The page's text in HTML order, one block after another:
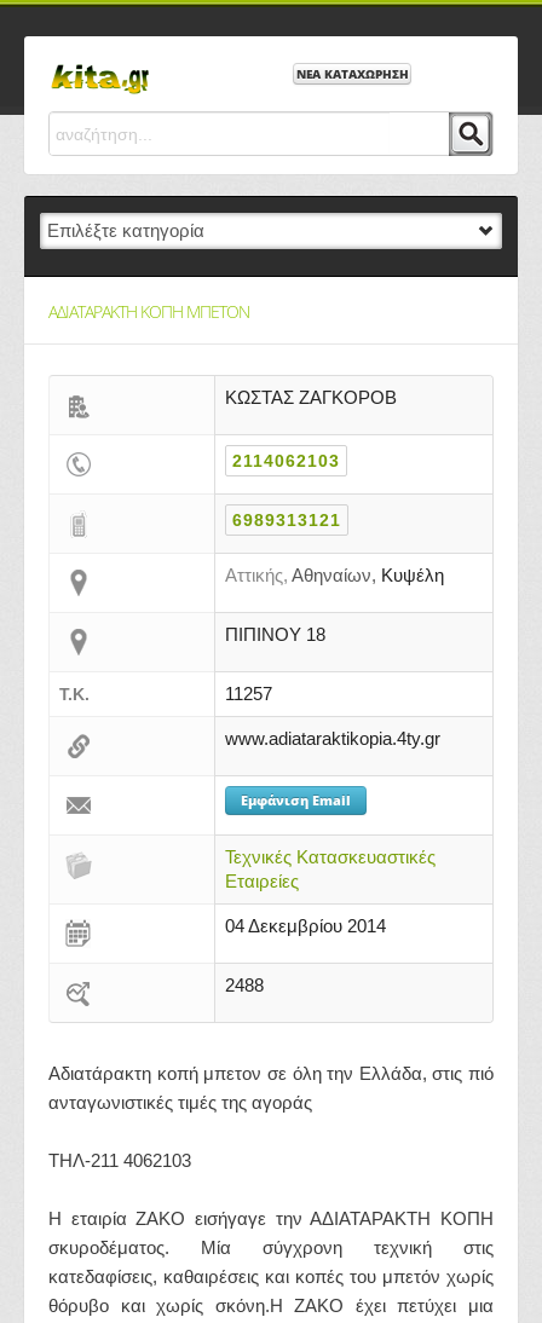
ΝΕΑ ΚΑΤΑΧΩΡΗΣΗ
ΑΔΙΑΤΑΡΑΚΤΗ ΚΟΠΗ ΜΠΕΤΟΝ
ΚΩΣΤΑΣ ΖΑΓΚΟΡΟΒ
2114062103
6989313121
Αττικής, Αθηναίων, Κυψέλη
ΠΙΠΙΝΟΥ 18
Τ.Κ. 11257
www.adiataraktikopia.4ty.gr
Εμφάνιση Email
Τεχνικές Κατασκευαστικές
Εταιρείες
04 Δεκεμβρίου 2014
2488
Αδιατάρακτη κοπή μπετον σε όλη την Ελλάδα, στις πιό
ανταγωνιστικές τιμές της αγοράς
ΤΗΛ-211 4062103
Η εταιρία ZAKO εισήγαγε την ΑΔΙΑΤΑΡΑΚΤΗ ΚΟΠΗ
σκυροδέματος. Μία σύγχρονη τεχνική στις
κατεδαφίσεις, καθαιρέσεις και κοπές του μπετόν χωρίς
θόρυβο και χωρίς σκόνη.Η ZAKO έχει πετύχει μια